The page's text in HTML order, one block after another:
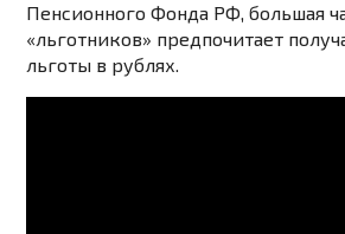
Пенсионного Фонда РФ, большая
«льготников» предпочитает
льготы в рублях.